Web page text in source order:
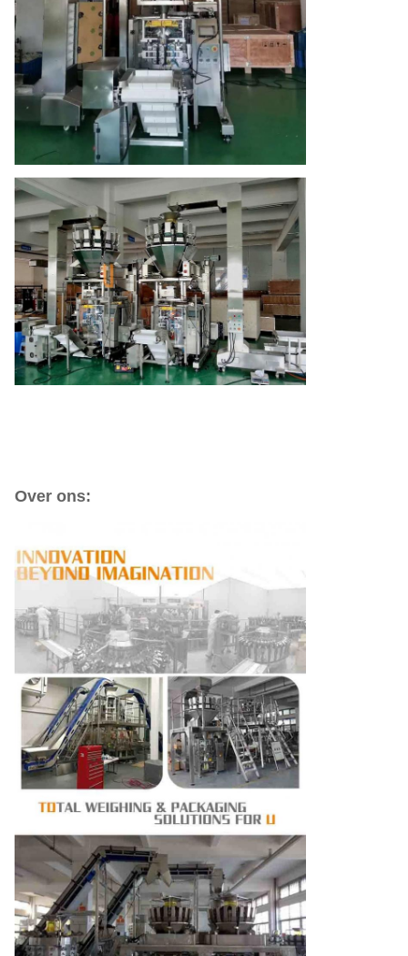
Over ons: